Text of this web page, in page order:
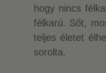
hogy nincs
félkarú. Sőt,
teljes életet
sorolta.